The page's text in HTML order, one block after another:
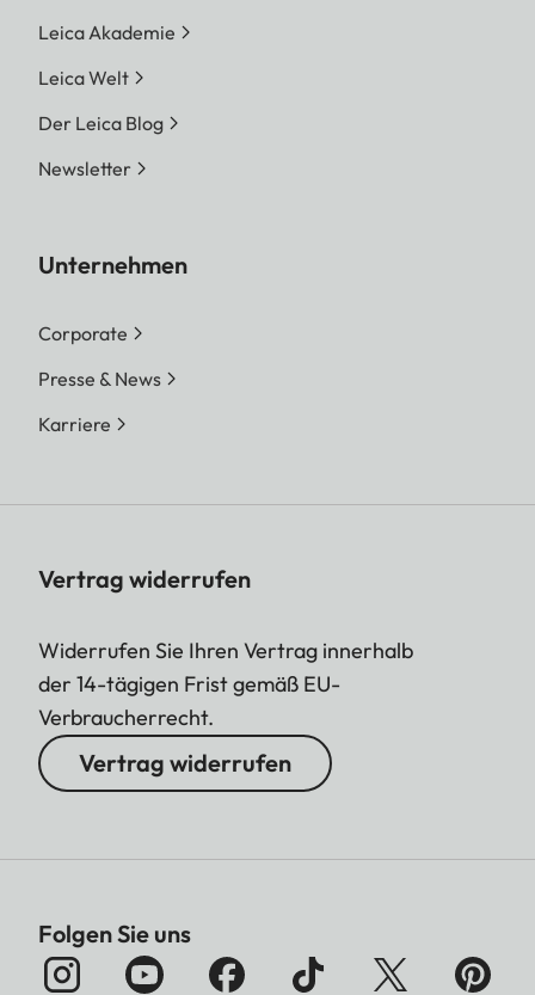
Leica Akademie
Leica Welt
Der Leica Blog
Newsletter
Unternehmen
Corporate
Presse & News
Karriere
Vertrag widerrufen
Widerrufen Sie Ihren Vertrag innerhalb
der 14-tägigen Frist gemäß EU-
Verbraucherrecht.
Vertrag widerrufen
Folgen Sie uns